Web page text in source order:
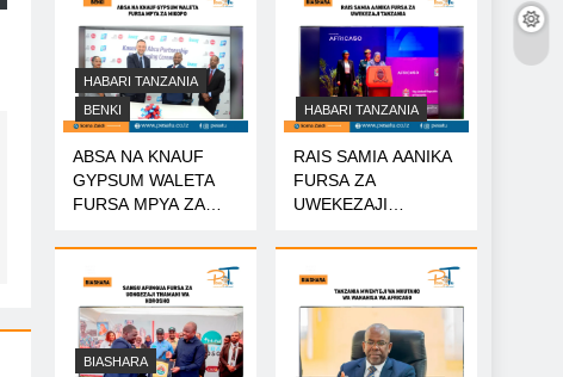
HABARI TANZANIA
BENKI
ABSA NA KNAUF
GYPSUM WALETA
FURSA MPYA ZA
HABARI TANZANIA
RAIS SAMIA AANIKA
FURSA ZA
UWEKEZAJI
BIASHARA